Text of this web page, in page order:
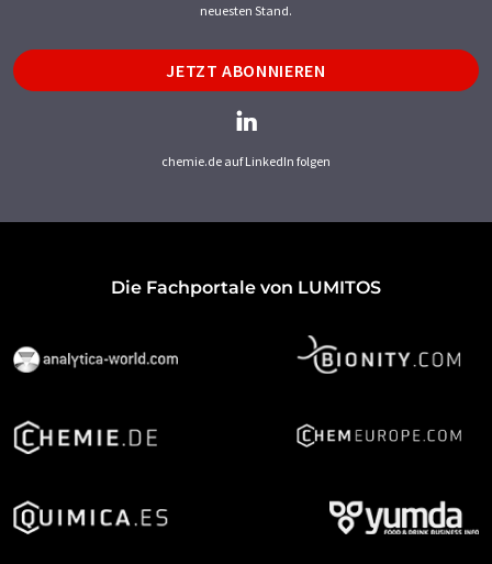
neuesten Stand.
JETZT ABONNIEREN
chemie.de auf LinkedIn folgen
Die Fachportale von LUMITOS